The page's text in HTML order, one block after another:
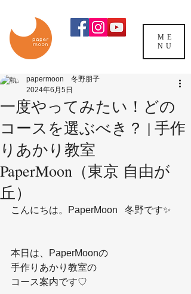
ME
NU
一度やってみたい！どの
コースを選ぶべき？ | 手作
りあかり教室
PaperMoon（東京 自由が
丘）
papermoon 冬野朋子
2024年6月5日
こんにちは。PaperMoon   冬野です✨
本日は、PaperMoonの
手作りあかり教室の
コース案内です♡